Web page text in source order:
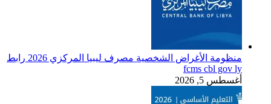
منظومة الأغراض الشخصية مصرف ليبيا المركزي 2026 رابط
fcms cbl gov ly
أغسطس 5, 2026